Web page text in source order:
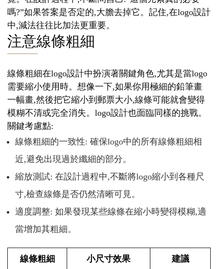
嗎?”如果答案是否定的,大膽去掉它。記住,在logo設計
中,減法往往比加法更重要。
注意線條粗細
線條粗細在logo設計中扮演著關鍵角色,尤其是當logo
需要縮小使用時。想像一下,如果你用極細的鉛筆畫
一幅畫,然後把它縮小到郵票大小,線條可能就會變得
模糊不清或完全消失。logo設計也面臨同樣的挑戰。
關鍵考慮點:
線條粗細的一致性: 確保logo中的所有線條粗細相
近,避免出現過於纖細的部分。
縮放測試: 在設計過程中,不斷將logo縮小到各種尺
寸,檢查線條是否仍然清晰可見。
適度調整: 如果發現某些線條在縮小時變得模糊,適
當增加其粗細。
線條粗細 小尺寸效果 建議